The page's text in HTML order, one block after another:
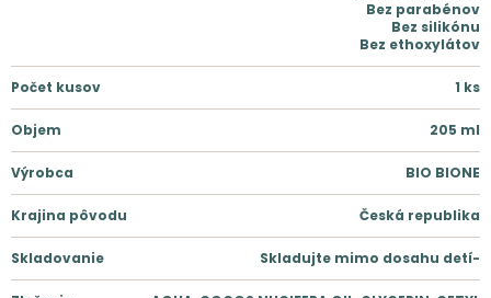
Bez parabénov
Bez silikónu
Bez ethoxylátov
Počet kusov 1 ks
Objem 205 ml
Výrobca BIO BIONE
Krajina pôvodu Česká republika
Skladovanie Skladujte mimo dosahu detí-